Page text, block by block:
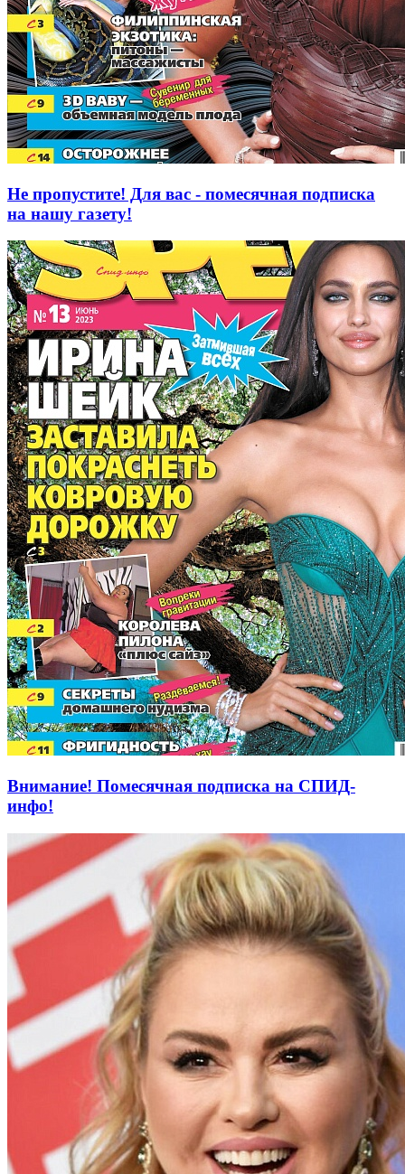
Не пропустите! Для вас - помесячная подписка
на нашу газету!
Внимание! Помесячная подписка на СПИД-
инфо!